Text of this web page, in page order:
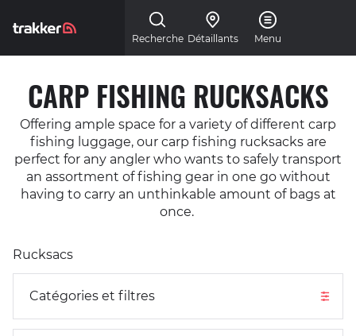
Recherche Détaillants Menu
CARP FISHING RUCKSACKS
Offering ample space for a variety of different carp
fishing luggage, our carp fishing rucksacks are
perfect for any angler who wants to safely transport
an assortment of fishing gear in one go without
having to carry an unthinkable amount of bags at
once.
Catégories et filtres
Rucksacs
Catégories et filtres